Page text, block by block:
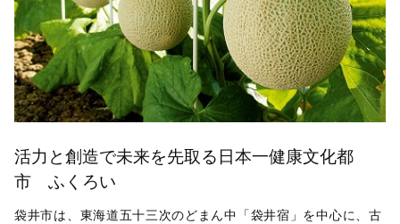
活力と創造で未来を先取る日本一健康文化都
市 ふくろい
袋井市は、東海道五十三次のどまん中「袋井宿」を中心に、古